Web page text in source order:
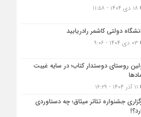
دولتی کاشمر‌ رادریابید
روستای دوستدار کتاب؛ در سایه غیبت
جشنواره تئاتر میثاق؛ چه دستاوردی